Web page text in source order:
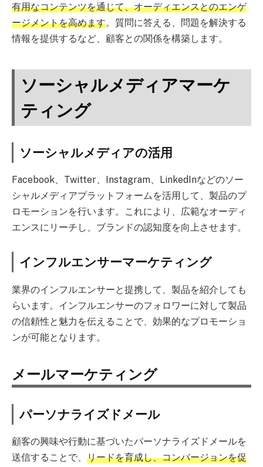
有用なコンテンツを通じて、オーディエンスとのエンゲ
ージメントを高めます。質問に答える、問題を解決する
情報を提供するなど、顧客との関係を構築します。
ソーシャルメディアマーケ
ティング
ソーシャルメディアの活用
Facebook、Twitter、Instagram、LinkedInなどのソー
シャルメディアプラットフォームを活用して、製品のプ
ロモーションを行います。これにより、広範なオーディ
エンスにリーチし、ブランドの認知度を向上させます。
インフルエンサーマーケティング
業界のインフルエンサーと提携して、製品を紹介しても
らいます。インフルエンサーのフォロワーに対して製品
の信頼性と魅力を伝えることで、効果的なプロモーショ
ンが可能となります。
メールマーケティング
パーソナライズドメール
顧客の興味や行動に基づいたパーソナライズドメールを
送信することで、 リードを育成し、コンバージョンを促